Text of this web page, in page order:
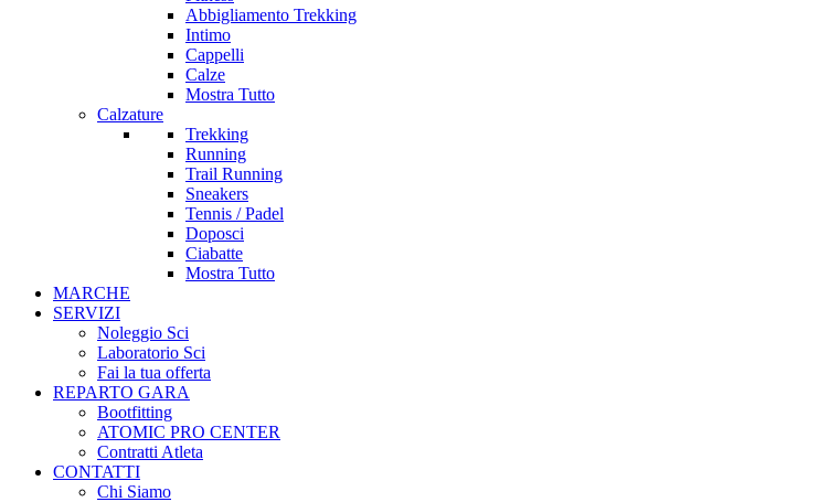
Abbigliamento Trekking
Intimo
Cappelli
Calze
Mostra Tutto
Calzature
Trekking
Running
Trail Running
Sneakers
Tennis / Padel
Doposci
Ciabatte
Mostra Tutto
MARCHE
SERVIZI
Noleggio Sci
Laboratorio Sci
Fai la tua offerta
REPARTO GARA
Bootfitting
ATOMIC PRO CENTER
Contratti Atleta
CONTATTI
Chi Siamo